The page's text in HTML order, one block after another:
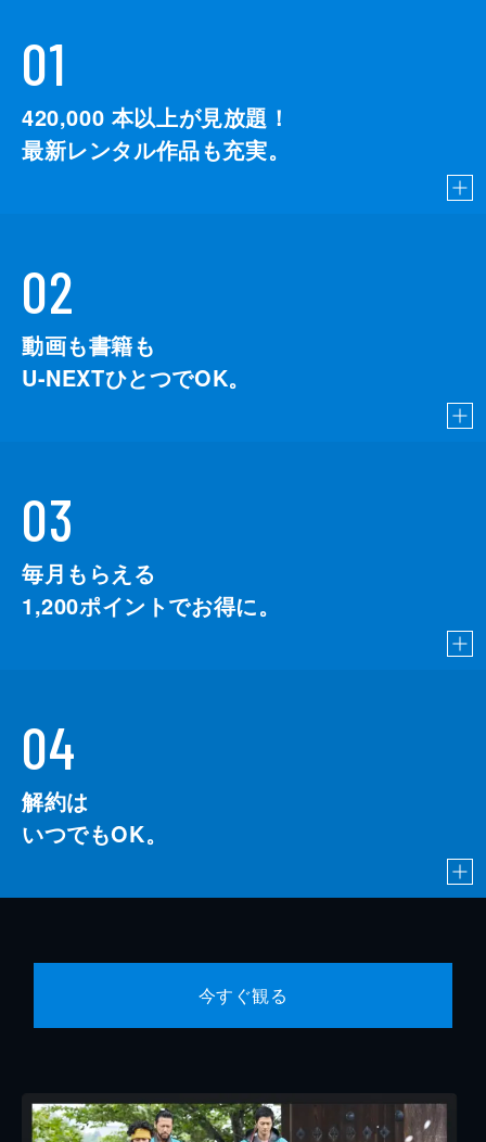
01
420,000 本以上が見放題！
最新レンタル作品も充実。
02
動画も書籍も
U-NEXTひとつでOK。
03
毎月もらえる
1,200ポイントでお得に。
04
解約は
いつでもOK。
今すぐ観る